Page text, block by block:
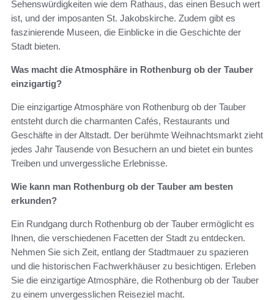
Sehenswürdigkeiten wie dem Rathaus, das einen Besuch wert
ist, und der imposanten St. Jakobskirche. Zudem gibt es
faszinierende Museen, die Einblicke in die Geschichte der
Stadt bieten.
Was macht die Atmosphäre in Rothenburg ob der Tauber
einzigartig?
Die einzigartige Atmosphäre von Rothenburg ob der Tauber
entsteht durch die charmanten Cafés, Restaurants und
Geschäfte in der Altstadt. Der berühmte Weihnachtsmarkt zieht
jedes Jahr Tausende von Besuchern an und bietet ein buntes
Treiben und unvergessliche Erlebnisse.
Wie kann man Rothenburg ob der Tauber am besten
erkunden?
Ein Rundgang durch Rothenburg ob der Tauber ermöglicht es
Ihnen, die verschiedenen Facetten der Stadt zu entdecken.
Nehmen Sie sich Zeit, entlang der Stadtmauer zu spazieren
und die historischen Fachwerkhäuser zu besichtigen. Erleben
Sie die einzigartige Atmosphäre, die Rothenburg ob der Tauber
zu einem unvergesslichen Reiseziel macht.